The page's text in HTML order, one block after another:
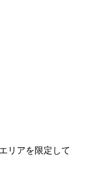
リアを限定して